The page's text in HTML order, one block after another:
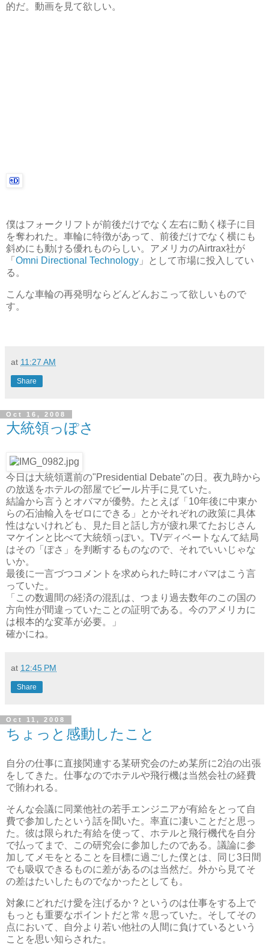
的だ。動画を見て欲しい。
僕はフォークリフトが前後だけでなく左右に動く様子に目
を奪われた。車輪に特徴があって、前後だけでなく横にも
斜めにも動ける優れものらしい。アメリカのAirtrax社が
「 Omni Directional Technology 」として市場に投入してい
る。
こんな車輪の再発明ならどんどんおこって欲しいもので
す。
at 11:27 AM
Share
Oct 16, 2008
大統領っぽさ
今日は大統領選前の"Presidential Debate"の日。夜九時から
の放送をホテルの部屋でビール片手に見ていた。
結論から言うとオバマが優勢。たとえば「10年後に中東か
らの石油輸入をゼロにできる」とかそれぞれの政策に具体
性はないけれども、見た目と話し方が疲れ果てたおじさん
マケインと比べて大統領っぽい。TVディベートなんて結局
はその「ぽさ」を判断するものなので、それでいいじゃな
いか。
最後に一言づつコメントを求められた時にオバマはこう言
っていた。
「この数週間の経済の混乱は、つまり過去数年のこの国の
方向性が間違っていたことの証明である。今のアメリカに
は根本的な変革が必要。」
確かにね。
at 12:45 PM
Share
Oct 11, 2008
ちょっと感動したこと
自分の仕事に直接関連する某研究会のため某所に2泊の出張
をしてきた。仕事なのでホテルや飛行機は当然会社の経費
で賄われる。
そんな会議に同業他社の若手エンジニアが有給をとって自
費で参加したという話を聞いた。率直に凄いことだと思っ
た。彼は限られた有給を使って、ホテルと飛行機代を自分
で払ってまで、この研究会に参加したのである。議論に参
加してメモをとることを目標に過ごした僕とは、同じ3日間
でも吸収できるものに差があるのは当然だ。外から見てそ
の差はたいしたものでなかったとしても。
対象にどれだけ愛を注げるか？というのは仕事をする上で
もっとも重要なポイントだと常々思っていた。そしてその
点において、自分より若い他社の人間に負けているという
ことを思い知らされた。